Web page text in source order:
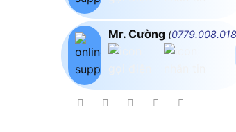
Mr. Cường (0779.008.018